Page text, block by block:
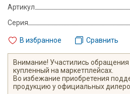
Артикул
Серия
В избранное Сравнить
Внимание! Участились обращения
купленный на маркетплейсах.
Во избежание приобретения
продукцию у официальных